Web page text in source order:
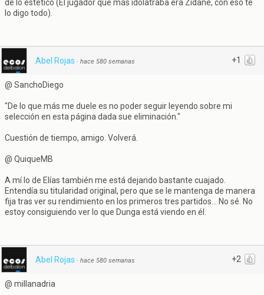
de lo estético (El jugador que más idolatraba era Zidane, con eso te
lo digo todo).
+1
Abel Rojas · hace 580 semanas
@ SanchoDiego
"De lo que más me duele es no poder seguir leyendo sobre mi
selección en esta página dada sue eliminación."
Cuestión de tiempo, amigo. Volverá.
@ QuiqueMB
A mí lo de Elías también me está dejando bastante cuajado.
Entendía su titularidad original, pero que se le mantenga de manera
fija tras ver su rendimiento en los primeros tres partidos... No sé. No
estoy consiguiendo ver lo que Dunga está viendo en él.
+2
Abel Rojas · hace 580 semanas
@ millanadria